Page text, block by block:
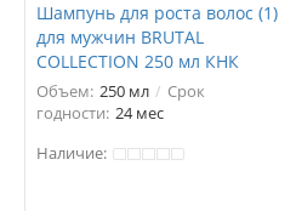
Шампунь для роста волос (1)
для мужчин BRUTAL
COLLECTION 250 мл КНК
Объем: 250 мл
Срок
годности: 24 мес
Наличие: